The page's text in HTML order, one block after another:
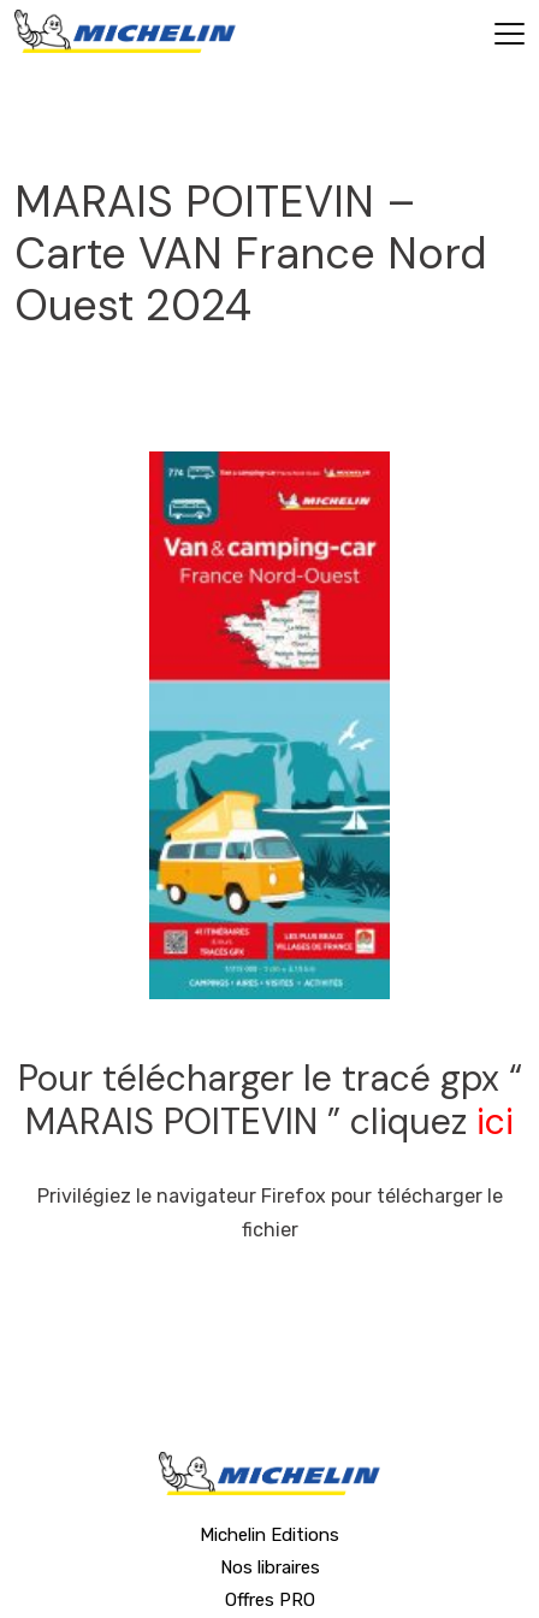
MARAIS POITEVIN –
Carte VAN France Nord
Ouest 2024
Pour télécharger le tracé gpx “
MARAIS POITEVIN ” cliquez ici
Privilégiez le navigateur Firefox pour télécharger le
fichier
Michelin Editions
Nos libraires
Offres PRO